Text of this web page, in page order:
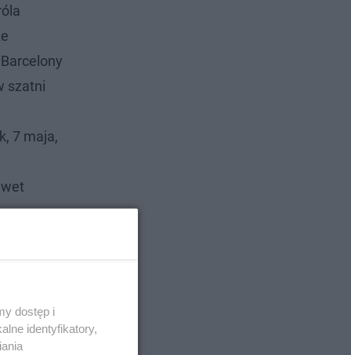
szatni
7 maja,
dostęp i
identyfikatory,